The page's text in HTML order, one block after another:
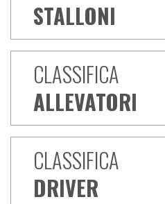
STALLONI
CLASSIFICA
ALLEVATORI
CLASSIFICA
DRIVER